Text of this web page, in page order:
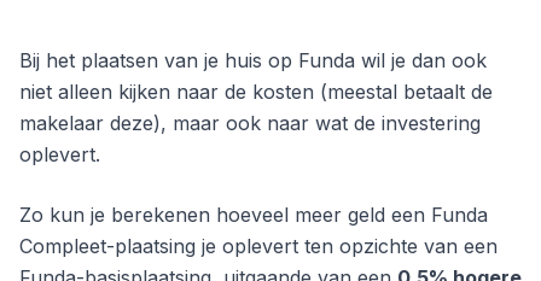
Bij het plaatsen van je huis op Funda wil je dan ook
niet alleen kijken naar de kosten (meestal betaalt de
makelaar deze), maar ook naar wat de investering
oplevert.
Zo kun je berekenen hoeveel meer geld een Funda
Compleet-plaatsing je oplevert ten opzichte van een